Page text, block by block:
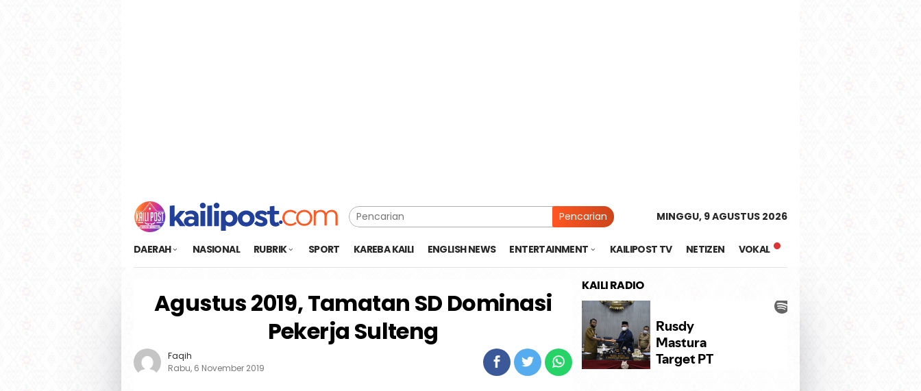
Pencarian MINGGU, 9 AGUSTUS 2026
DAERAH NASIONAL RUBRIK SPORT KAREBA KAILI ENGLISH NEWS ENTERTAINMENT KAILIPOST TV NETIZEN VOKAL
Agustus 2019, Tamatan SD Dominasi
Pekerja Sulteng
Faqih
Rabu, 6 November 2019
KAILI RADIO